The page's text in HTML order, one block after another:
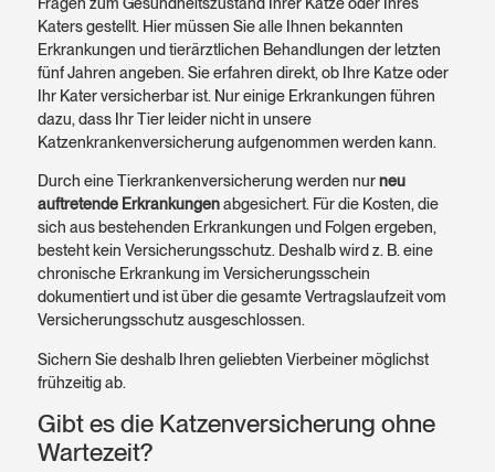
Katers gestellt. Hier müssen Sie alle Ihnen bekannten
Erkrankungen und tierärztlichen Behandlungen der letzten
fünf Jahren angeben. Sie erfahren direkt, ob Ihre Katze oder
Ihr Kater versicherbar ist. Nur einige Erkrankungen führen
dazu, dass Ihr Tier leider nicht in unsere
Katzenkrankenversicherung aufgenommen werden kann.
Durch eine Tierkrankenversicherung werden nurneu
auftretende Erkrankungenabgesichert. Für die Kosten, die
sich aus bestehenden Erkrankungen und Folgen ergeben,
besteht kein Versicherungsschutz. Deshalb wird z. B. eine
chronische Erkrankung im Versicherungsschein
dokumentiert und ist über die gesamte Vertragslaufzeit vom
Versicherungsschutz ausgeschlossen.
Sichern Sie deshalb Ihren geliebten Vierbeiner möglichst
frühzeitig ab.
Gibt es die Katzenversicherung ohne
Wartezeit?